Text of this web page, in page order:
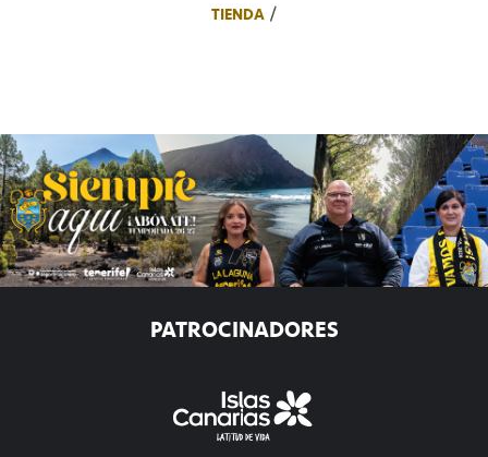
TIENDA
PATROCINADORES